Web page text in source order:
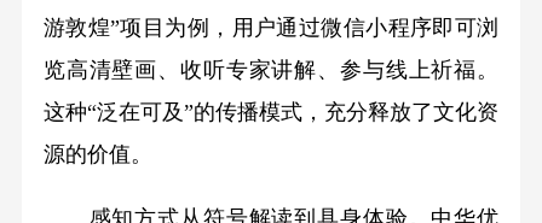
游敦煌”项目为例，用户通过微信小程序即可浏
览高清壁画、收听专家讲解、参与线上祈福。
这种“泛在可及”的传播模式，充分释放了文化资
源的价值。